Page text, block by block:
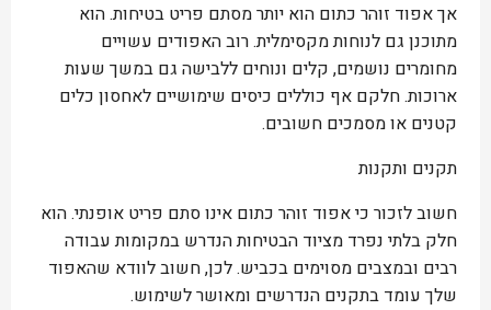
אך אפוד זוהר כתום הוא יותר מסתם פריט בטיחות. הוא
מתוכנן גם לנוחות מקסימלית. רוב האפודים עשויים
מחומרים נושמים, קלים ונוחים ללבישה גם במשך שעות
ארוכות. חלקם אף כוללים כיסים שימושיים לאחסון כלים
קטנים או מסמכים חשובים.
תקנים ותקנות
חשוב לזכור כי אפוד זוהר כתום אינו סתם פריט אופנתי. הוא
חלק בלתי נפרד מציוד הבטיחות הנדרש במקומות עבודה
רבים ובמצבים מסוימים בכביש. לכן, חשוב לוודא שהאפוד
שלך עומד בתקנים הנדרשים ומאושר לשימוש.